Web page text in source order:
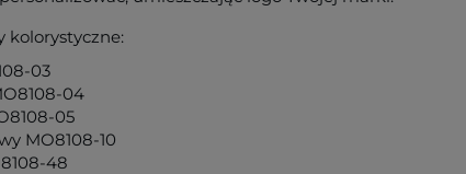
kolorystyczne:
03
04
05
MO8108-10
48